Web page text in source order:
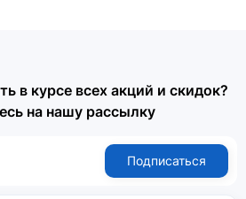
в курсе всех акций и скидок?
на нашу рассылку
Подписаться